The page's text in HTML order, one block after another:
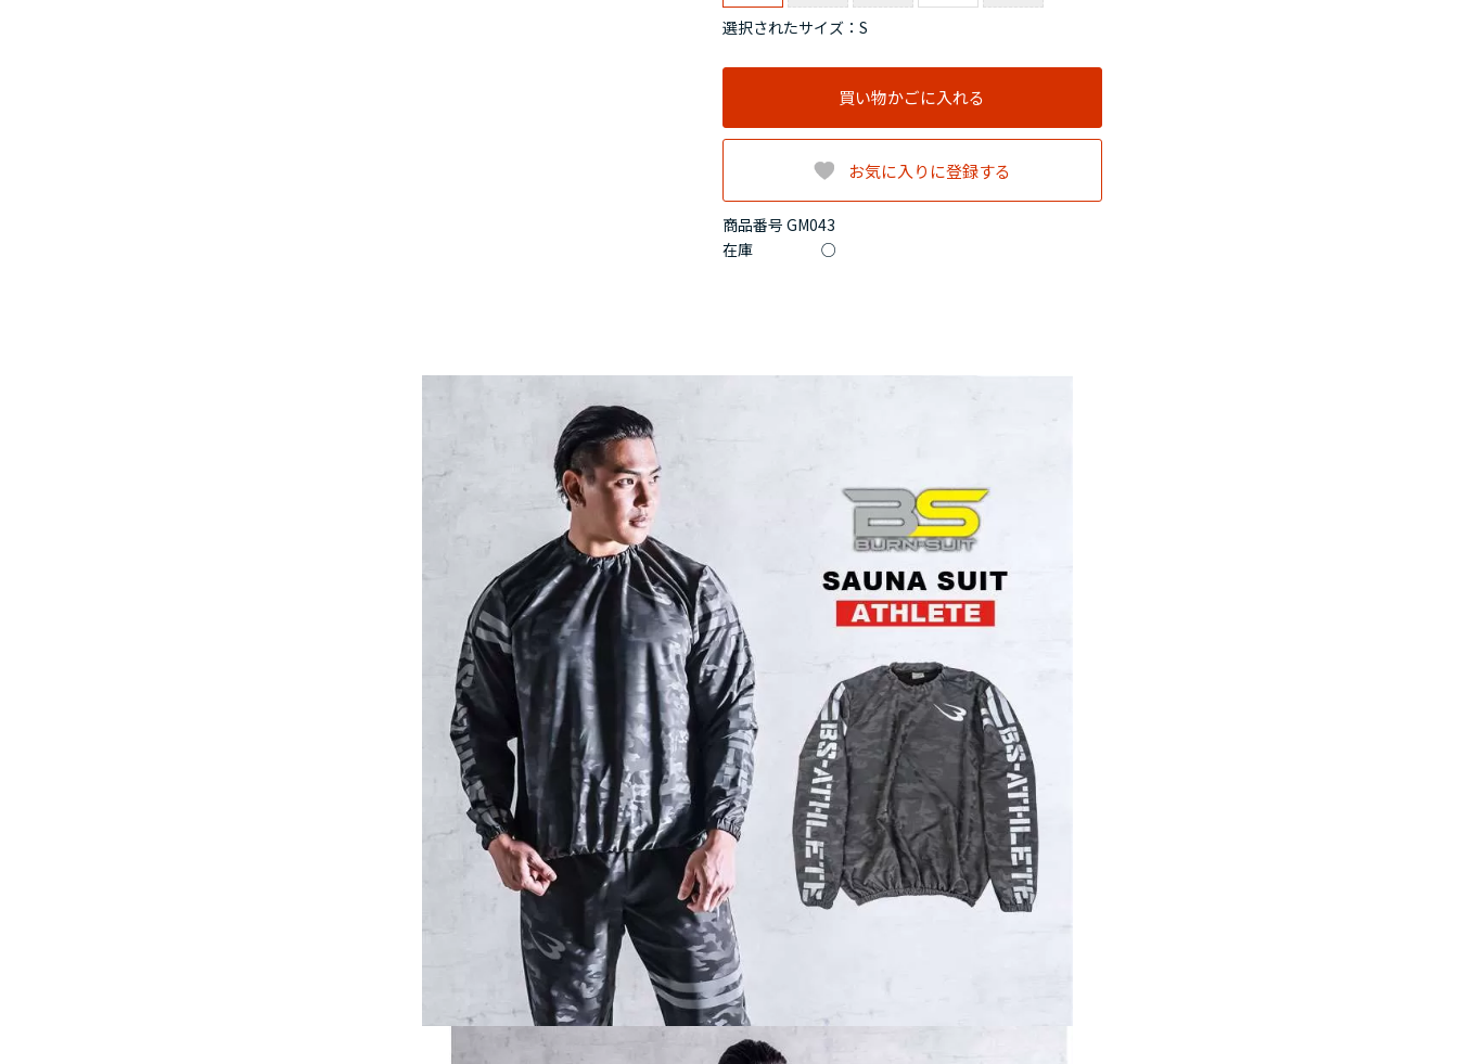
商品番号 GM043
在庫 ○
選択されたサイズ：S
買い物かごに入れる
お気に入りに登録する